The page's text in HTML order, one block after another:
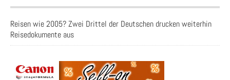
Reisen wie 2005? Zwei Drittel der Deutschen drucken weiterhin
Reisedokumente aus